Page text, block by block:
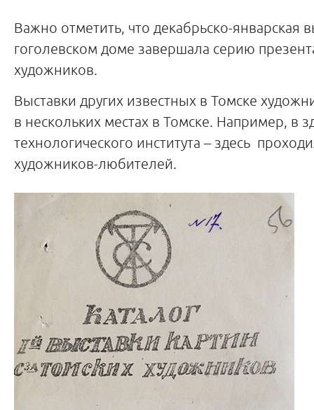
Важно отметить, что декабрьско-январская
гоголевском доме завершала серию
художников.
Выставки других известных в Томске
в нескольких местах в Томске. Например, в
технологического института – здесь
художников-любителей.